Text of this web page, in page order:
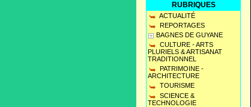
RUBRIQUES
ACTUALITÉ
REPORTAGES
BAGNES DE GUYANE
CULTURE - ARTS
PLURIELS & ARTISANAT
TRADITIONNEL
PATRIMOINE -
ARCHITECTURE
TOURISME
SCIENCE &
TECHNOLOGIE